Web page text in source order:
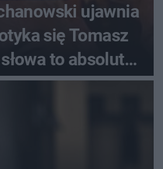
ujawnia
się Tomasz
to absolutny
hit